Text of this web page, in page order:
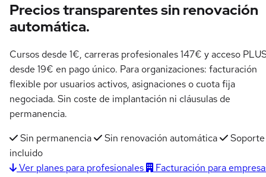
Precios transparentessin renovación
automática.
Cursos desde 1€, carreras profesionales 147€ y acceso
desde 19€ en pago único. Para organizaciones: facturación
flexible por usuarios activos, asignaciones o cuota fija
negociada. Sin coste de implantación ni cláusulas de
permanencia.
Sin permanencia
Sin renovación automática
Soporte
incluido
Ver planes para profesionales
Facturación para